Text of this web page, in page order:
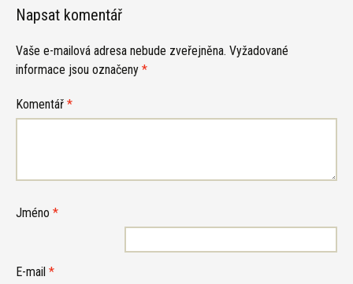
pro
příspěvky
Napsat komentář
Vaše e-mailová adresa nebude zveřejněna. Vyžadované
informace jsou označeny *
Komentář *
Jméno *
E-mail *